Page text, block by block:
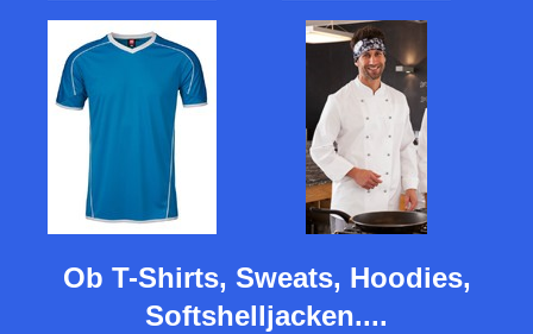
Ob T-Shirts, Sweats, Hoodies,
Softshelljacken....